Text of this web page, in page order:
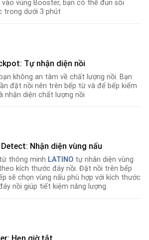
vào vùng Booster, bạn có thể đun sôi
trong dưới 3 phút
Tự nhận diện nồi
không an tâm về chất lượng nồi. Bạn
đặt nồi nên trên bếp từ và để bếp kiểm
nhận diện chất lượng nồi
Detect: Nhận diện vùng nấu
thông minh LATINO tự nhân diện vùng
kích thước đáy nồi. Đặt nồi trên bếp
sẽ chọn vùng nấu phù hợp với kích thước
nồi giúp tiết kiệm năng lượng.